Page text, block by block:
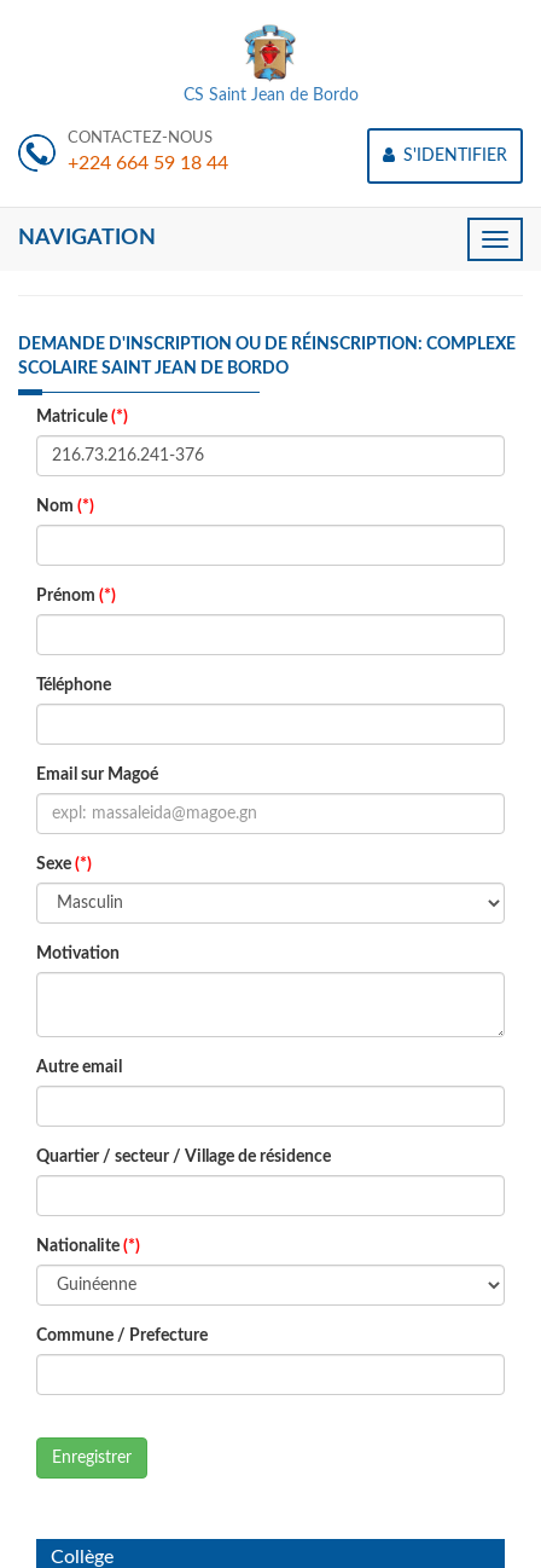
CS Saint Jean de Bordo
CONTACTEZ-NOUS
+224 664 59 18 44 S'IDENTIFIER
Toggle
NAVIGATION
DEMANDE D'INSCRIPTION OU DE RÉINSCRIPTION: COMPLEXE
SCOLAIRE SAINT JEAN DE BORDO
Matricule (*)
Nom (*)
Prénom (*)
Téléphone
Email sur Magoé
Sexe (*)
Motivation
Autre email
Quartier / secteur / Village de résidence
Nationalite (*)
Commune / Prefecture
Enregistrer
Collège